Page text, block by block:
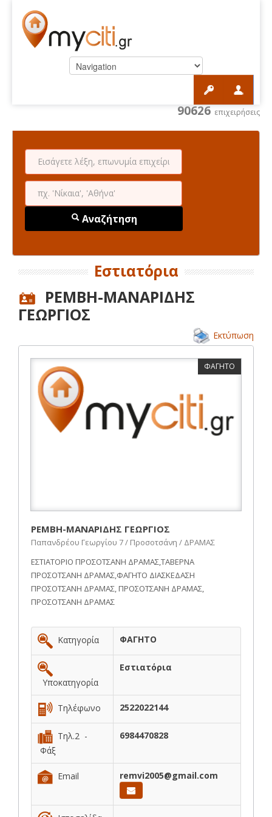
90626 επιχειρήσεις
Αναζήτηση
Εστιατόρια
ΡΕΜΒΗ-ΜΑΝΑΡΙΔΗΣ
ΓΕΩΡΓΙΟΣ
Εκτύπωση
ΦΑΓΗΤΟ
ΡΕΜΒΗ-ΜΑΝΑΡΙΔΗΣ ΓΕΩΡΓΙΟΣ
Παπανδρέου Γεωργίου 7 / Προσοτσάνη / ΔΡΑΜΑΣ
ΕΣΤΙΑΤΟΡΙΟ ΠΡΟΣΟΤΣΑΝΗ ΔΡΑΜΑΣ,ΤΑΒΕΡΝΑ
ΠΡΟΣΟΤΣΑΝΗ ΔΡΑΜΑΣ,ΦΑΓΗΤΟ ΔΙΑΣΚΕΔΑΣΗ
ΠΡΟΣΟΤΣΑΝΗ ΔΡΑΜΑΣ, ΠΡΟΣΟΤΣΑΝΗ ΔΡΑΜΑΣ,
ΠΡΟΣΟΤΣΑΝΗ ΔΡΑΜΑΣ
Κατηγορία ΦΑΓΗΤΟ
Υποκατηγορία
Εστιατόρια
Τηλέφωνο 2522022144
Τηλ.2 -
Φάξ
6984470828
Email remvi2005@gmail.com